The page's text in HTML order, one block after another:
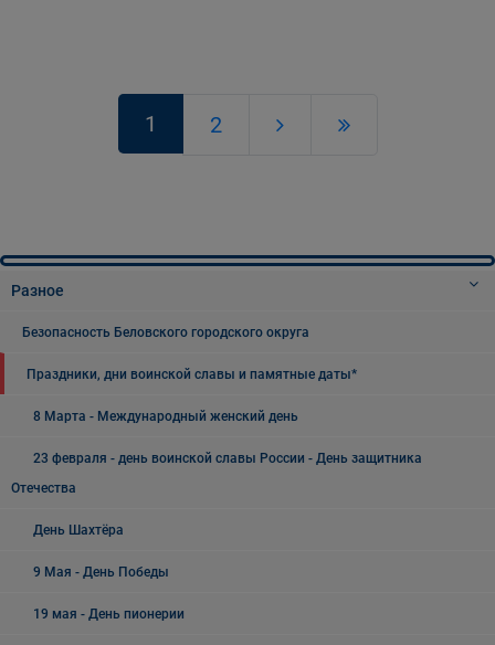
1 2
Разное
Безопасность Беловского городского округа
Праздники, дни воинской славы и памятные даты*
8 Марта - Международный женский день
23 февраля - день воинской славы России - День защитника
Отечества
День Шахтёра
9 Мая - День Победы
19 мая - День пионерии